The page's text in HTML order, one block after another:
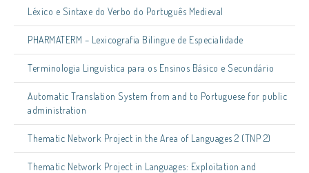
Léxico e Sintaxe do Verbo do Português Medieval
PHARMATERM – Lexicografia Bilingue de Especialidade
Terminologia Linguística para os Ensinos Básico e Secundário
Automatic Translation System from and to Portuguese for public
administration
Thematic Network Project in the Area of Languages 2 (TNP 2)
Thematic Network Project in Languages: Exploitation and